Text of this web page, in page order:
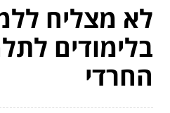
לא מצליח
בלימודים
החרדי